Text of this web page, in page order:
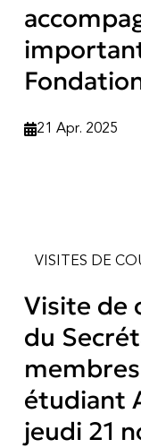
21 Apr. 2025
VISITES DE
Visite de
du
étudiant
jeudi 21